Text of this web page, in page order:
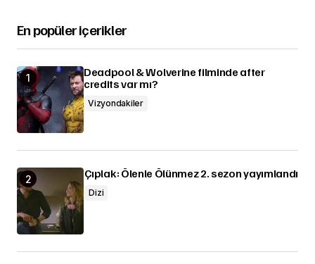
En popüler içerikler
Deadpool & Wolverine filminde after
credits var mı?
Vizyondakiler
Çıplak: Ölenle Ölünmez 2. sezon yayımlandı
Dizi